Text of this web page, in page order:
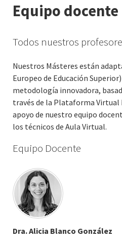
Equipo docente
Todos nuestros
Nuestros Másteres están
Europeo de Educación
metodología innovadora,
través de la Plataforma Virtual
apoyo de nuestro equipo
los técnicos de Aula Virtual.
Equipo Docente
Dra. Alicia Blanco González